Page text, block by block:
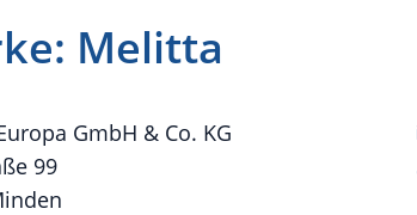
Melitta
GmbH & Co. KG
99